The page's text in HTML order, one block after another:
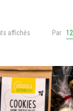
affichés Par 12